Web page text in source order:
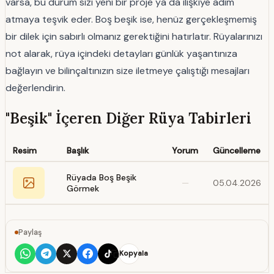
atmaya teşvik eder. Boş beşik ise, henüz gerçekleşmemiş
bir dilek için sabırlı olmanız gerektiğini hatırlatır. Rüyalarınızı
not alarak, rüya içindeki detayları günlük yaşantınıza
bağlayın ve bilinçaltınızın size iletmeye çalıştığı mesajları
değerlendirin.
"Beşik" İçeren Diğer Rüya Tabirleri
Resim Başlık Yorum Güncelleme
Rüyada Boş Beşik
Görmek
— 05.04.2026
Paylaş
Kopyala